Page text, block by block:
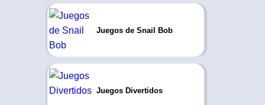
Juegos de Snail Bob
Juegos Divertidos